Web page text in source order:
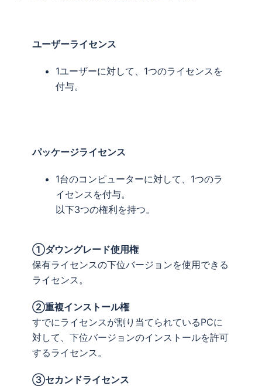
ユーザーライセンス
1ユーザーに対して、1つのライセンスを
付与。
パッケージライセンス
1台のコンピューターに対して、1つのラ
イセンスを付与。
以下3つの権利を持つ。
①ダウングレード使用権
保有ライセンスの下位バージョンを使用できる
ライセンス。
②重複インストール権
すでにライセンスが割り当てられているPCに
対して、下位バージョンのインストールを許可
するライセンス。
③セカンドライセンス